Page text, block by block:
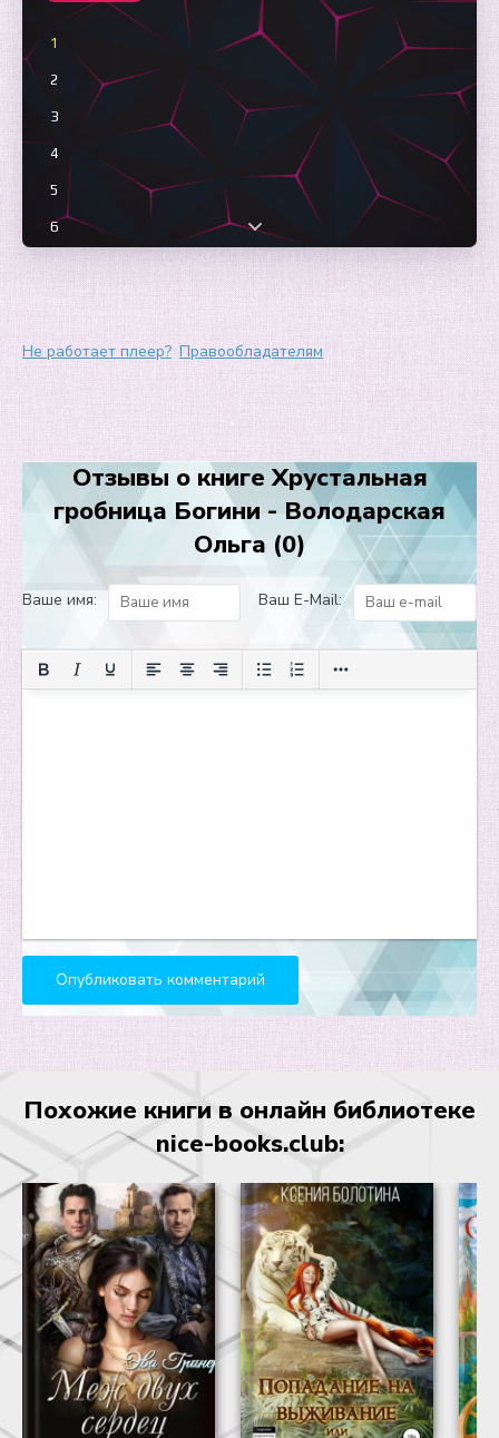
1
2
3
4
5
6
14
Не работает плеер? Правообладателям
Отзывы о книге Хрустальная
гробница Богини - Володарская
Ольга (0)
Ваше имя: Ваш E-Mail:
Похожие книги в онлайн библиотеке
nice-books.club: